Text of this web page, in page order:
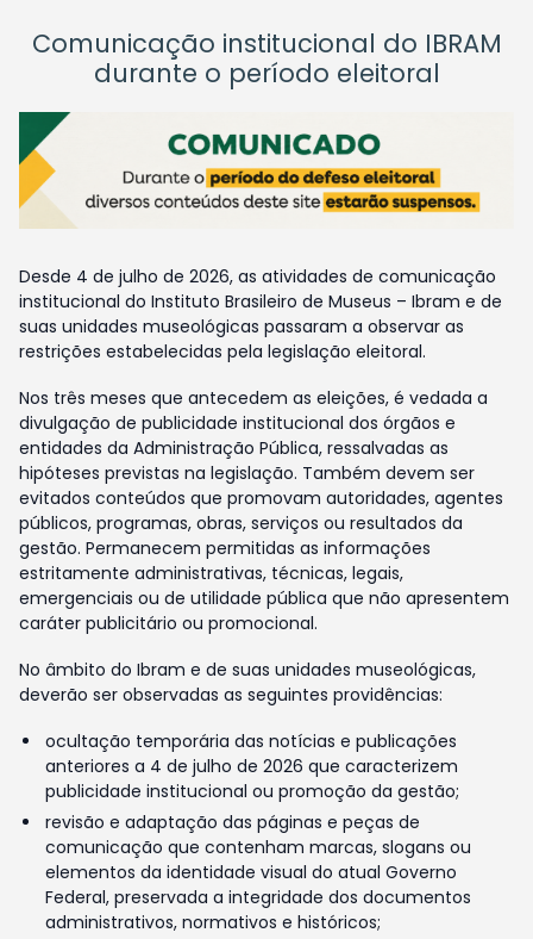
Comunicação institucional do IBRAM
durante o período eleitoral
Desde 4 de julho de 2026, as atividades de comunicação
institucional do Instituto Brasileiro de Museus – Ibram e de
suas unidades museológicas passaram a observar as
restrições estabelecidas pela legislação eleitoral.
Nos três meses que antecedem as eleições, é vedada a
divulgação de publicidade institucional dos órgãos e
entidades da Administração Pública, ressalvadas as
hipóteses previstas na legislação. Também devem ser
evitados conteúdos que promovam autoridades, agentes
públicos, programas, obras, serviços ou resultados da
gestão. Permanecem permitidas as informações
estritamente administrativas, técnicas, legais,
emergenciais ou de utilidade pública que não apresentem
caráter publicitário ou promocional.
No âmbito do Ibram e de suas unidades museológicas,
deverão ser observadas as seguintes providências:
ocultação temporária das notícias e publicações
anteriores a 4 de julho de 2026 que caracterizem
publicidade institucional ou promoção da gestão;
revisão e adaptação das páginas e peças de
comunicação que contenham marcas, slogans ou
elementos da identidade visual do atual Governo
Federal, preservada a integridade dos documentos
administrativos, normativos e históricos;